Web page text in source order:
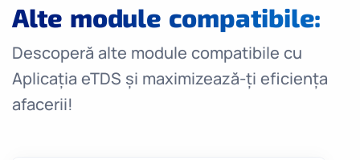
Alte module compatibile:
Descoperă alte module compatibile cu
Aplicația eTDS și maximizează-ți eficiența
afacerii!